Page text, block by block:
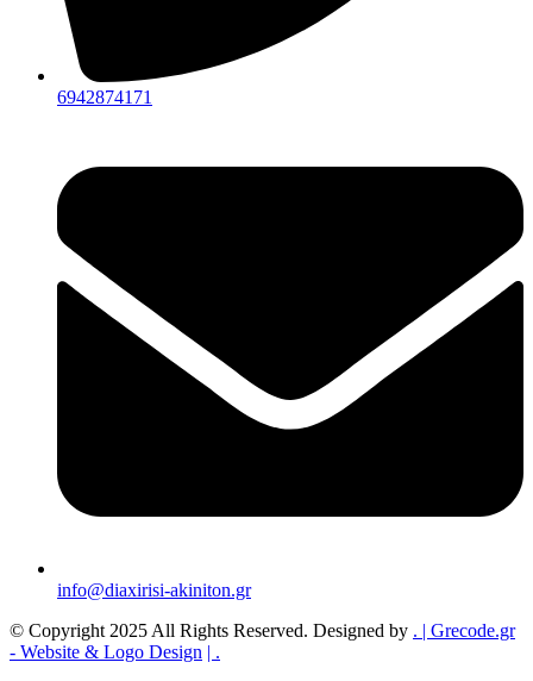
6942874171
info@diaxirisi-akiniton.gr
© Copyright 2025 All Rights Reserved. Designed by . | Grecode.gr
- Website & Logo Design | .